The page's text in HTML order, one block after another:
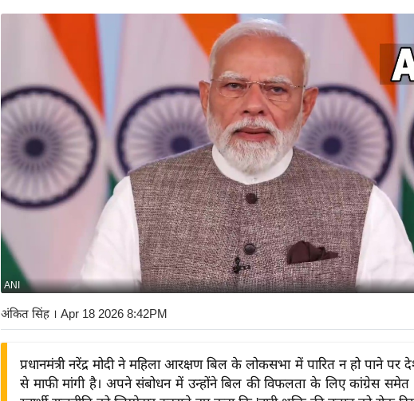
ANI
अंकित सिंह। Apr 18 2026 8:42PM
प्रधानमंत्री नरेंद्र मोदी ने महिला आरक्षण बिल के लोकसभा में पारित न हो पाने
से माफी मांगी है। अपने संबोधन में उन्होंने बिल की विफलता के लिए कांग्रेस समेत